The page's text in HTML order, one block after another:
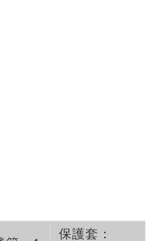
保護套：